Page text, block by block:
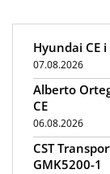
Hyundai CE
07.08.2026
Alberto
CE
06.08.2026
CST
GMK5200-1